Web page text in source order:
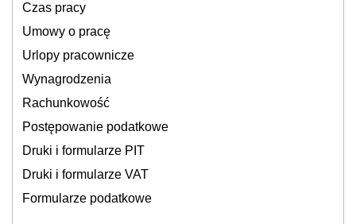
Czas pracy
Umowy o pracę
Urlopy pracownicze
Wynagrodzenia
Rachunkowość
Postępowanie podatkowe
Druki i formularze PIT
Druki i formularze VAT
Formularze podatkowe